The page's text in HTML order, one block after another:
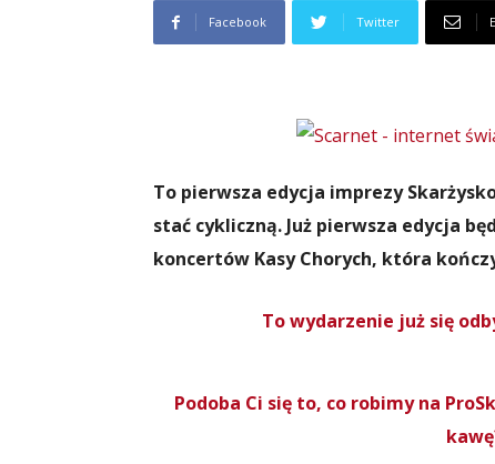
Facebook Twitter
To pierwsza edycja imprezy
stać cykliczną. Już pierwsza edycja
koncertów Kasy Chorych, która
To wydarzenie już się
Podoba Ci się to, co robimy na